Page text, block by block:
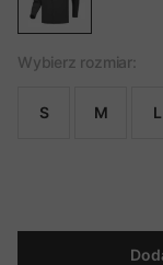
Wybierz rozmiar:
S M L